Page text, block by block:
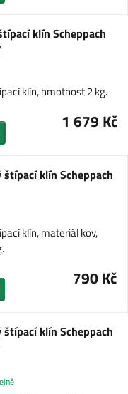
klín Scheppach
klín, hmotnost 2 kg.
1 679 Kč
klín Scheppach
klín, materiál kov,
790 Kč
klín Scheppach